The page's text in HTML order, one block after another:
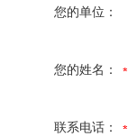
您的单位：
您的姓名：
联系电话：